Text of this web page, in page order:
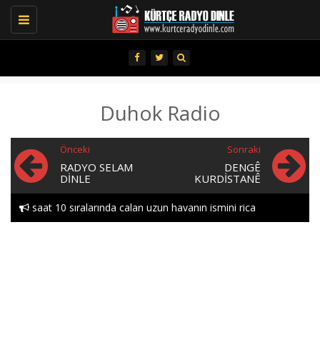
Toggle
navigation
Duhok Radio
Önceki
RADYO SELAM
DINLE
Sonraki
DENGÊ
KURDISTANÊ
saat 10 sıralarında calan uzun havanın ismini rica